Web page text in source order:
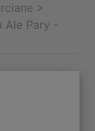
>
Ale Pary -